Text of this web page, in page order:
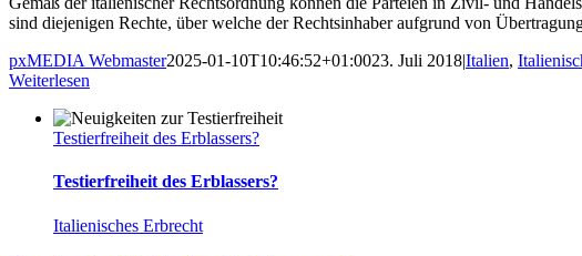
sind diejenigen Rechte, über welche der Rechtsinhaber aufgrund von
pxMEDIA Webmaster2025-01-10T10:46:52+01:0023. Juli 2018|Italien,
Weiterlesen
Testierfreiheit des Erblassers?
Testierfreiheit des Erblassers?
Italienisches Erbrecht